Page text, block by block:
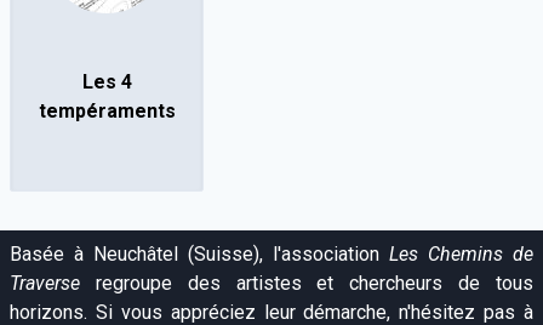
Les 4
tempéraments
Basée à Neuchâtel (Suisse), l'association Les Chemins de
Traverse regroupe des artistes et chercheurs de tous
horizons. Si vous appréciez leur démarche, n'hésitez pas à